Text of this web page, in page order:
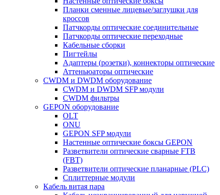
Планки сменные лицевые/заглушки для
кроссов
Патчкорды оптические соединительные
Патчкорды оптические переходные
Кабельные сборки
Пигтейлы
Адаптеры (розетки), коннекторы оптические
Аттеньюаторы оптические
CWDM и DWDM оборудование
CWDM и DWDM SFP модули
CWDM фильтры
GEPON оборудование
OLT
ONU
GEPON SFP модули
Настенные оптические боксы GEPON
Разветвители оптические сварные FTB
(FBT)
Разветвители оптические планарные (PLC)
Сплиттерные модули
Кабель витая пара